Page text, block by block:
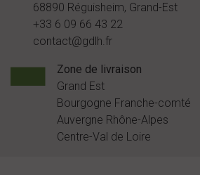
68890 Réguisheim, Grand-Est
+33 6 09 66 43 22
contact@gdlh.fr
Zone de livraison
Grand Est
Bourgogne Franche-comté
Auvergne Rhône-Alpes
Centre-Val de Loire